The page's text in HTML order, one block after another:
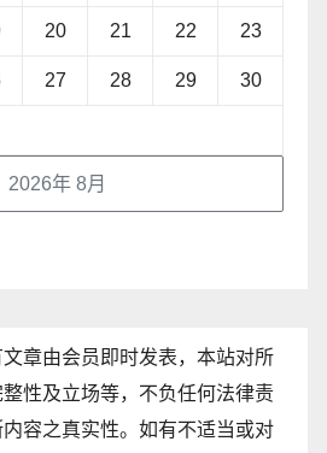
2026年 8月
20 21 22 23
27 28 29 30
章由会员即时发表，本站对所
性及立场等，不负任何法律责
容之真实性。如有不适当或对